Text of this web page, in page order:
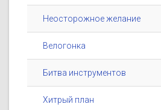
Неосторожное желание
Велогонка
Битва инструментов
Хитрый план